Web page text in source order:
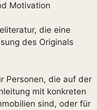
Motivation
die eine
des Originals
Personen, die auf der
mit konkreten
sind, oder für